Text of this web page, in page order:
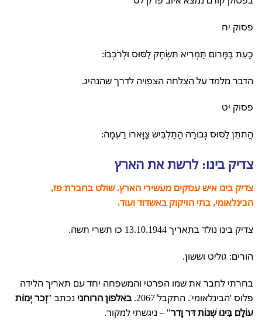
פסוק יח
כָּעֵת בַּמָּרוֹם תַּמְרִיא תִּשְׂחַק לַסּוּס וּלְרֹכְבוֹ:
הדבר מלמד על הצלחה הצפויה לדרך שהנהיג.
פסוק יט
הֲתִתֵּן לַסּוּס גְּבוּרָה הֲתַלְבִּישׁ צַוָּארוֹ רַעְמָה:
צדיק בינו: לרשת את הארץ
צדיק בינו איש עסקים מעשירי הארץ. שולט בחברת פז,
הבינלאומי, בתי הזיקוק באשדוד ועוד.
צדיק בינו נולד בתאריך 13.10.1944 כו תשרי תשה.
הורים: גוליט וששון.
בחרתי לחבר את שמו הפרטי והמשפחה יחד עם תאריך הלידה
פלוס 'הבינלאומי'. התקבל 2067.
באלפון הרוחני נכתב "זְכר יְמוֹת
עוֹלָם בִּינוּ שְׁנוֹת דּר וָדר" – ניגשתי למקור.